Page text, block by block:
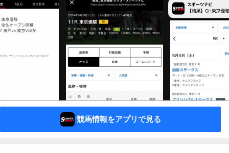
競馬情報をアプリで見る